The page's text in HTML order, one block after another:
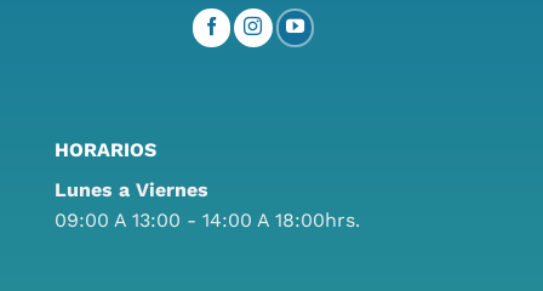
HORARIOS
Lunes a Viernes
09:00 A 13:00 - 14:00 A 18:00hrs.